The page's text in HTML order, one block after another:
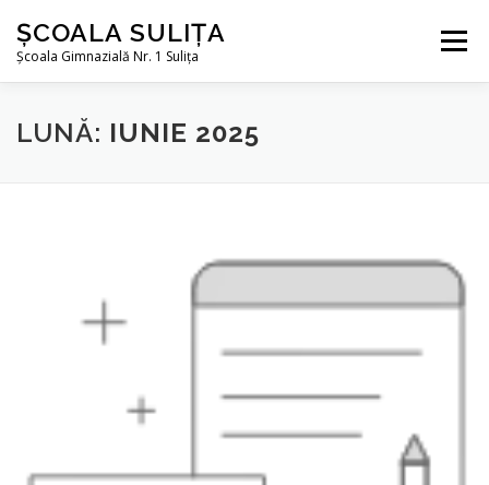
ȘCOALA SULIȚA
Școala Gimnazială Nr. 1 Sulița
Meniu
DESPRE NOI ÎNVĂȚĂMÂNT
TRANSPARENȚĂ DECIZIONALĂ
LUNĂ: IUNIE 2025